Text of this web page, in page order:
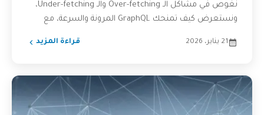
نغوص في مشاكل الـ Over-fetching والـ Under-fetching،
ونستعرض كيف تمنحك GraphQL المرونة والسرعة، مع
21 يناير، 2026 قراءة المزيد